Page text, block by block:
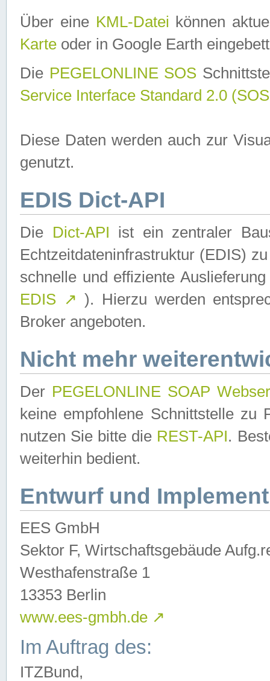
Über eine KML-Datei können
Karte oder in Google Earth
Die PEGELONLINE SOS
Service Interface Standard 2.0
Diese Daten werden auch zur
genutzt.
EDIS Dict-API
Die Dict-API ist ein zentraler
Echtzeitdateninfrastruktur (EDIS)
schnelle und effiziente
EDIS ↗ ). Hierzu werden
Broker angeboten.
Nicht mehr
Der PEGELONLINE SOAP
keine empfohlene Schnittstelle zu
nutzen Sie bitte die REST-API.
weiterhin bedient.
Entwurf und
EES GmbH
Sektor F, Wirtschaftsgebäude
Westhafenstraße 1
13353 Berlin
www.ees-gmbh.de ↗
Im Auftrag des:
ITZBund,